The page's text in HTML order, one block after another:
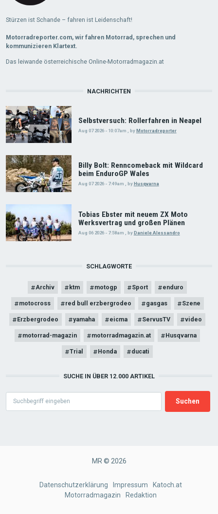
Stürzen ist Schande – fahren ist Leidenschaft!
Motorradreporter.com, wir fahren Motorrad, sprechen und
kommunizieren Klartext.
Das leiwande österreichische Online-Motorradmagazin.at
NACHRICHTEN
Selbstversuch: Rollerfahren in Neapel
Aug 07 2026 - 10:07am byMotorradreporter
Billy Bolt: Renncomeback mit Wildcard
beim EnduroGP Wales
Aug 07 2026 - 7:49am byHusqvarna
Tobias Ebster mit neuem ZX Moto
Werksvertrag und großen Plänen
Aug 06 2026 - 7:58am byDaniele Alessandro
SCHLAGWORTE
Archiv ktm motogp Sport enduro
motocross red bull erzbergrodeo gasgas Szene
Erzbergrodeo yamaha eicma ServusTV video
motorrad-magazin motorradmagazin.at Husqvarna
Trial Honda ducati
SUCHE IN ÜBER 12.000 ARTIKEL
MR © 2026
Datenschutzerklärung Impressum
Katoch.at
Motorradmagazin
Redaktion